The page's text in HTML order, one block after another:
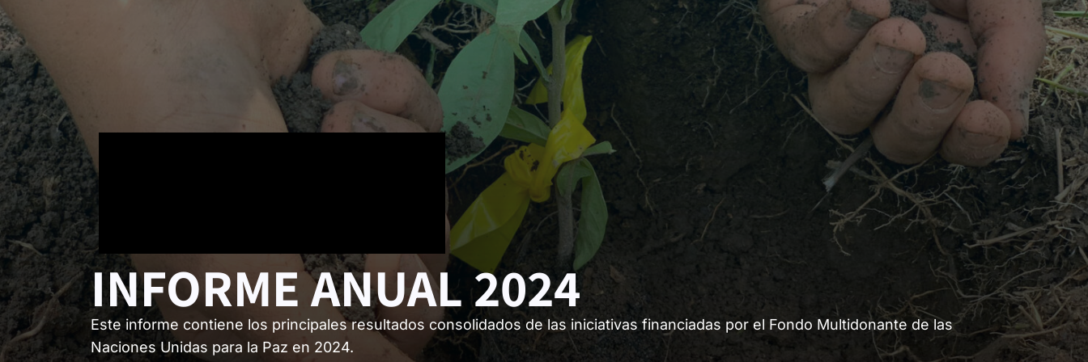
INFORME ANUAL 2024
Este informe contiene los principales resultados consolidados de las iniciativas financiadas por el Fondo Multidonante de las
Naciones Unidas para la Paz en 2024.